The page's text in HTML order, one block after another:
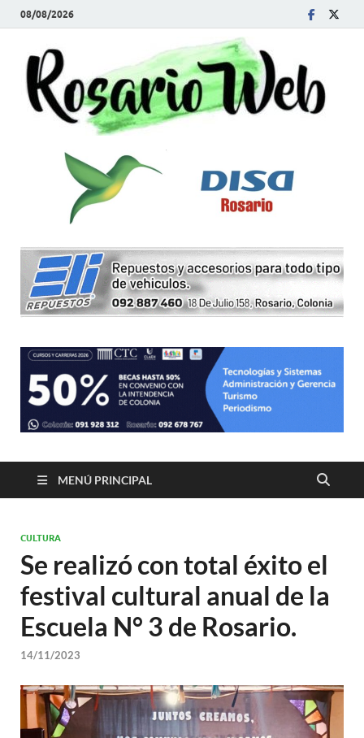
08/08/2026
MENÚ PRINCIPAL
CULTURA
Se realizó con total éxito el
festival cultural anual de la
Escuela N° 3 de Rosario.
14/11/2023